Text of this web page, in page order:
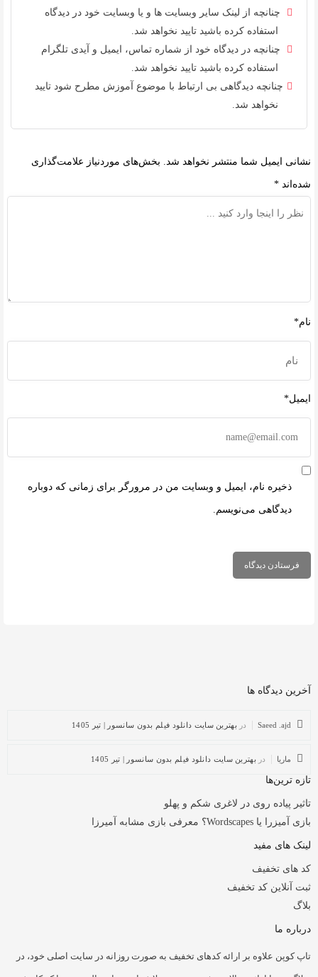
چنانچه از لینک سایر وبسایت ها و یا وبسایت خود در دیدگاه
استفاده کرده باشید تایید نخواهد شد.
چنانچه در دیدگاه خود از شماره تماس، ایمیل و آیدی تلگرام
استفاده کرده باشید تایید نخواهد شد.
چنانچه دیدگاهی بی ارتباط با موضوع آموزش مطرح شود تایید
نخواهد شد.
نشانی ایمیل شما منتشر نخواهد شد. بخش‌های موردنیاز علامت‌گذاری
شده‌اند *
نام*
ایمیل*
ذخیره نام، ایمیل و وبسایت من در مرورگر برای زمانی که دوباره
دیدگاهی می‌نویسم.
آخرین دیدگاه ها
Saeed .ajd در بهترین سایت دانلود فیلم بدون سانسور | تیر 1405
ماریا در بهترین سایت دانلود فیلم بدون سانسور | تیر 1405
تازه ترین‌ها
تاثیر پیاده روی در لاغری شکم و پهلو
بازی آمیزرا یا Wordscapes؟ معرفی بازی مشابه آمیرزا
لینک های مفید
کد های تخفیف
ثبت آنلاین کد تخفیف
بلاگ
درباره ما
تاپ کوپن علاوه بر ارائه کدهای تخفیف به صورت روزانه در سایت اصلی خود، در